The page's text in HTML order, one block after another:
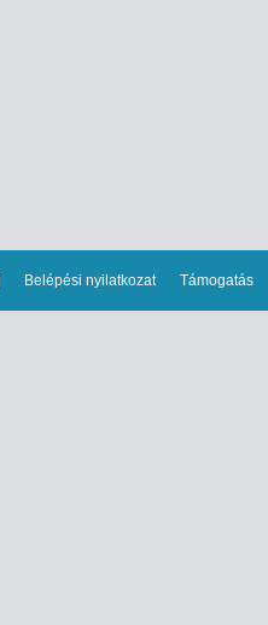
Belépési nyilatkozat Támogatás